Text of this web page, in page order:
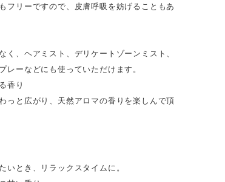
フリーですので、皮膚呼吸を妨げることもあ
く、ヘアミスト、デリケートゾーンミスト、
レーなどにも使っていただけます。
香り
っと広がり、天然アロマの香りを楽しんで頂
いとき、リラックスタイムに。